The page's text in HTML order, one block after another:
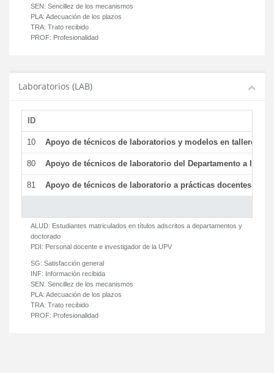
SEN: Sencillez de los mecanismos
PLA: Adecuación de los plazos
TRA: Trato recibido
PROF: Profesionalidad
Laboratorios (LAB)
ID
10 Apoyo de técnicos de laboratorios y modelos en talleres/
80 Apoyo de técnicos de laboratorio del Departamento a la
81 Apoyo de técnicos de laboratorio a prácticas docentes y
ALUD: Estudiantes matriculados en títulos adscritos a departamentos y
doctorado
PDI: Personal docente e investigador de la UPV
SG: Satisfacción general
INF: Información recibida
SEN: Sencillez de los mecanismos
PLA: Adecuación de los plazos
TRA: Trato recibido
PROF: Profesionalidad